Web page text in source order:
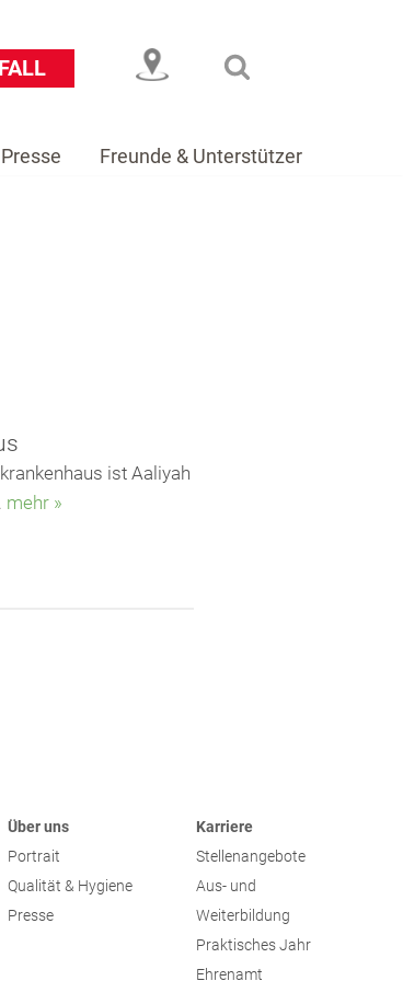
Presse Freunde & Unterstützer
ist Aaliyah
mehr »
Über uns
Portrait
Qualität & Hygiene
Presse
Karriere
Stellenangebote
Aus- und
Weiterbildung
Praktisches Jahr
Ehrenamt